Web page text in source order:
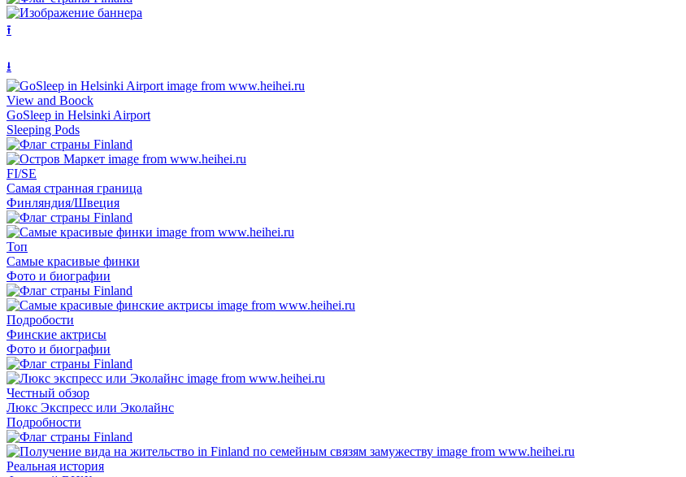
⭱
⭳
View and Boock
GoSleep in Helsinki Airport
Sleeping Pods
FI/SE
Самая странная граница
Финляндия/Швеция
Топ
Самые красивые финки
Фото и биографии
Подробости
Финские актрисы
Фото и биографии
Честный обзор
Люкс Экспресс или Эколайнс
Подробности
Реальная история